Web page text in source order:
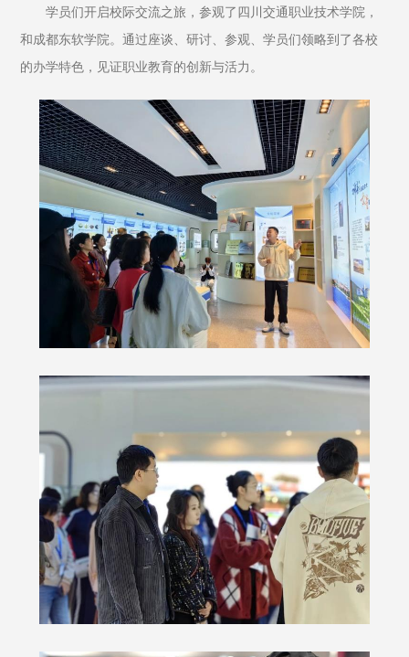
学员们开启校际交流之旅，参观了四川交通职业技术学院，
和成都东软学院。通过座谈、研讨、参观、学员们领略到了各校
的办学特色，见证职业教育的创新与活力。